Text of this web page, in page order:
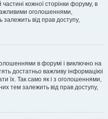
кожної сторінки форуму, в
оголошеннями,
від прав доступу,
в форумі і виключно на
достатньо важливу інформаціюі
їх. Так само як і з оголошеннями,
тем залежить від прав доступу,